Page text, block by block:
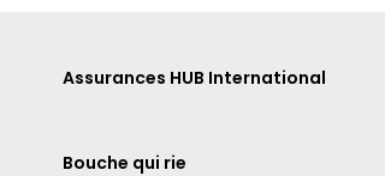
Assurances HUB International
Bouche qui rie